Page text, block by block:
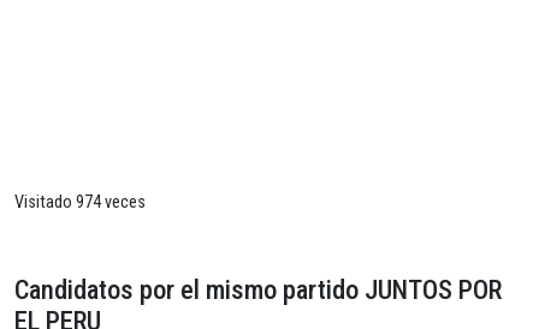
Visitado 974 veces
Candidatos por el mismo partido JUNTOS POR
EL PERU